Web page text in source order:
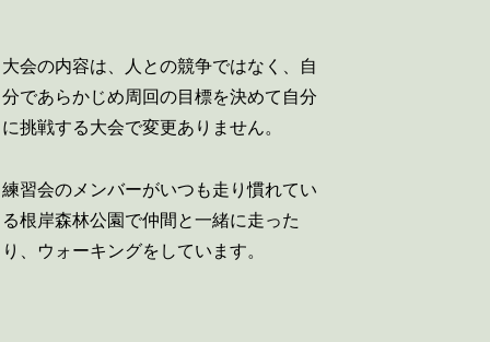
大会の内容は、人との競争ではなく、自
分であらかじめ周回の目標を決めて自分
に挑戦する大会で変更ありません。
練習会のメンバーがいつも走り慣れてい
る根岸森林公園で仲間と一緒に走った
り、ウォーキングをしています。